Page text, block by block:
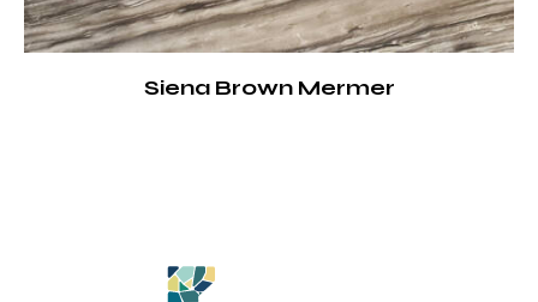
Siena Brown Mermer